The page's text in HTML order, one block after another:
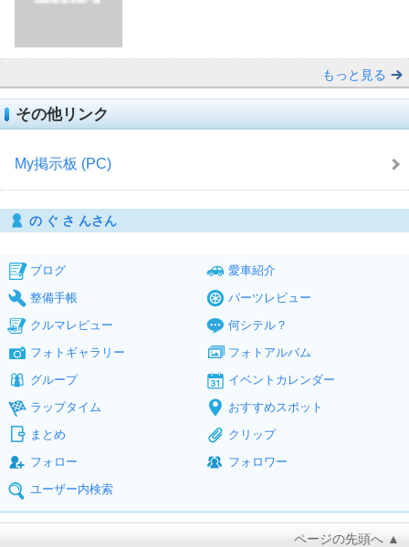
もっと見る
その他リンク
My掲示板 (PC)
の ぐ さ んさん
ブログ
愛車紹介
整備手帳
パーツレビュー
クルマレビュー
何シテル？
フォトギャラリー
フォトアルバム
グループ
イベントカレンダー
ラップタイム
おすすめスポット
まとめ
クリップ
フォロー
フォロワー
ユーザー内検索
ページの先頭へ ▲